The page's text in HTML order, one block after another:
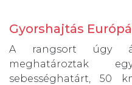
Gyorshajtás
A rangsort úgy
meghatároztak
sebességhatárt, 50